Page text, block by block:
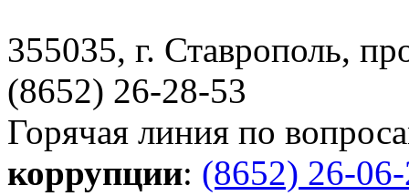
355035, г. Ставрополь,
(8652) 26-28-53
Горячая линия по
коррупции: (8652) 26-